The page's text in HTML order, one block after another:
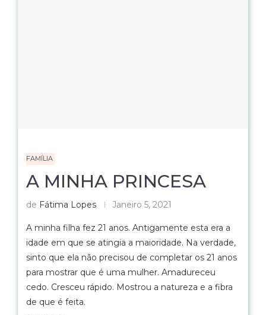
FAMÍLIA
A MINHA PRINCESA
de Fátima Lopes Janeiro 5, 2021
A minha filha fez 21 anos. Antigamente esta era a
idade em que se atingia a maioridade. Na verdade,
sinto que ela não precisou de completar os 21 anos
para mostrar que é uma mulher. Amadureceu
cedo. Cresceu rápido. Mostrou a natureza e a fibra
de que é feita.